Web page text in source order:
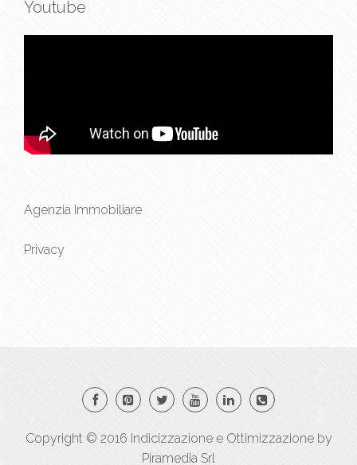
Youtube
Agenzia Immobiliare
Privacy
Copyright © 2016 Indicizzazionee Ottimizzazioneby
Piramedia Srl